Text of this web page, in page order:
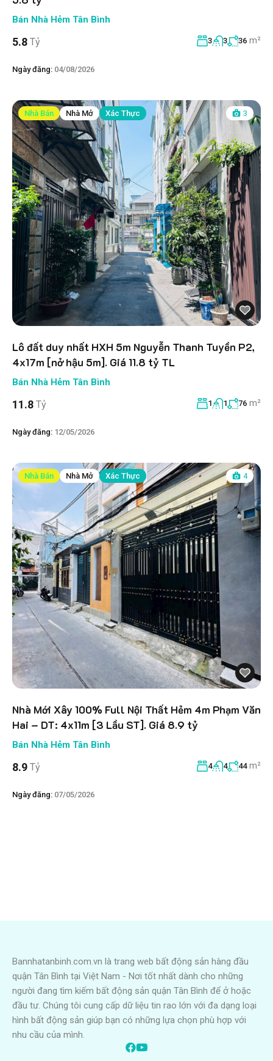
Bán Nhà Hẻm Tân Bình
5.8 Tỷ 3 3 36 m²
Ngày đăng: 04/08/2026
Nhà Bán Nhà Mở Xác Thực 3
Lô đất duy nhất HXH 5m Nguyễn Thanh Tuyền P2,
4x17m [nở hậu 5m]. Giá 11.8 tỷ TL
Bán Nhà Hẻm Tân Bình
11.8 Tỷ 1 1 76 m²
Ngày đăng: 12/05/2026
Nhà Bán Nhà Mở Xác Thực 4
Nhà Mới Xây 100% Full Nội Thất Hẻm 4m Phạm Văn
Hai – DT: 4x11m [3 Lầu ST]. Giá 8.9 tỷ
Bán Nhà Hẻm Tân Bình
8.9 Tỷ 4 4 44 m²
Ngày đăng: 07/05/2026
Bannhatanbinh.com.vn là trang web bất động sản hàng đầu
quận Tân Bình tại Việt Nam - Nơi tốt nhất dành cho những
người đang tìm kiếm bất động sản quận Tân Bình để ở hoặc
đầu tư. Chúng tôi cung cấp dữ liệu tin rao lớn với đa dạng loại
hình bất động sản giúp bạn có những lựa chọn phù hợp với
nhu cầu của mình.